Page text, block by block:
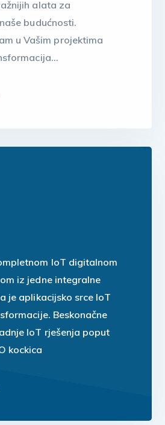
alata za
budućnosti.
u Vašim projektima
IoT digitalnom
iz jedne integralne
je aplikacijsko srce IoT
Beskonačne
IoT rješenja poput
kockica